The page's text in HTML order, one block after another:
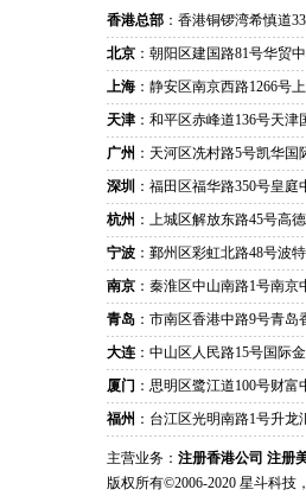
香港总部 ：香港铜锣湾希慎道
北京 ：朝阳区建国路81号华贸
上海 ：静安区南京西路1266号
天津 ：和平区赤峰道136号天
广州 ：天河区冼村路5号凯华国
深圳 ：福田区福华路350号皇庭
杭州 ：上城区解放东路45号高
宁波 ：鄞州区彩虹北路48号波
南京 ：秦淮区中山南路1号南京
青岛 ：市南区香港中路9号青岛
大连 ：中山区人民路15号国际
厦门 ：思明区鹭江道100号财富
福州 ：台江区光明南路1号升龙
主营业务： 注册香港公司 注册
版权所有©2006-2020 星斗科技